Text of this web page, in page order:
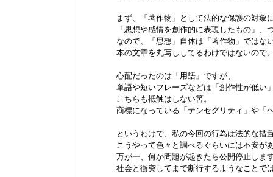
まず、「著作物」として法的な保護の対象
「思想や感情を創作的に表現したもの」、
なので、「思想」自体は「著作物」ではな
本の文章を丸写ししてるわけではないので
        心配だったのは「用語」ですが、
単語や短いフレーズなどは「創作性が低い
        こちらも抵触はしない筈。
商標になっている「テンセグリティ」や「
というわけで、私の今回の行為は法的な措
こうやって色々と調べるぐらいには不安が
万が一、何か問題が起きたら公開停止しま
社会と衝突してまで断行するようなことで